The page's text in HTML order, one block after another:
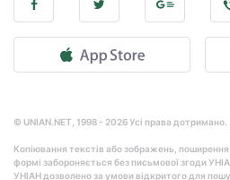
© UNIAN.NET, 1998 - 2026 Усі права дотримано.
Копіювання текстів або зображень,
формі забороняється без письмової згоди
УНІАН дозволено за умови відкритого для